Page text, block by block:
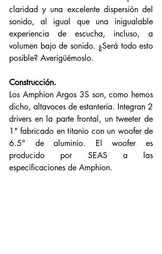
claridad y una excelente dispersión del
sonido, al igual que una inigualable
experiencia de escucha, incluso, a
volumen bajo de sonido. ¿Será todo esto
posible? Averigüémoslo.
Construcción.
Los Amphion Argos 3S son, como hemos
dicho, altavoces de estantería. Integran 2
drivers en la parte frontal, un tweeter de
1" fabricado en titanio con un woofer de
6.5" de aluminio. El woofer es
producido por SEAS a las
especificaciones de Amphion.